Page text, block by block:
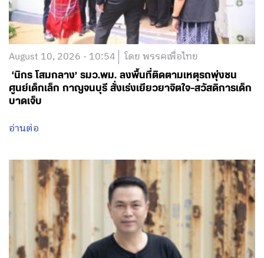
August 10, 2026 - 10:54 โดย พรรคเพื่อไทย
‘นิกร โสมกลาง’ รมว.พม. ลงพื้นที่ติดตามเหตุรถพุ่งชน
ศูนย์เด็กเล็ก กาญจนบุรี สั่งเร่งเยียวยาจิตใจ-สวัสดิการเด็ก
บาดเจ็บ
อ่านต่อ